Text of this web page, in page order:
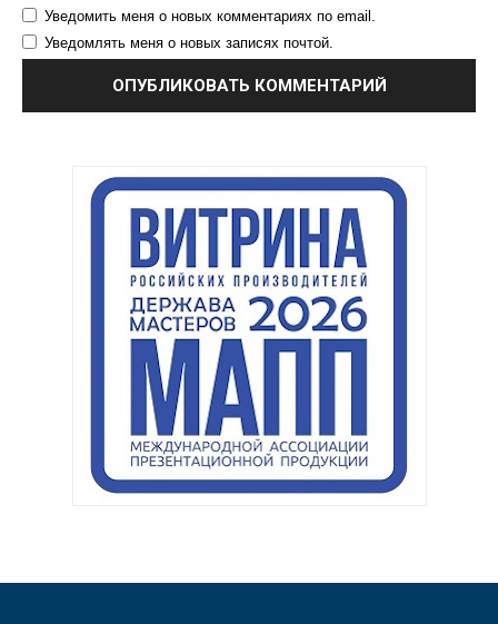
Уведомить меня о новых комментариях по email.
Уведомлять меня о новых записях почтой.